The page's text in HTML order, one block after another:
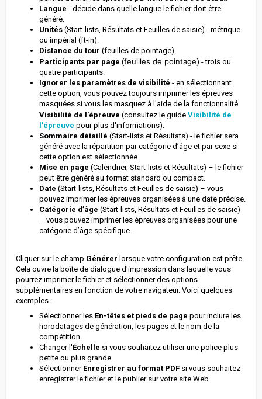
Langue - décide dans quelle langue le fichier doit être
généré.
Unités (Start-lists, Résultats et Feuilles de saisie) - métrique
ou impérial (ft-in).
Distance du tour (feuilles de pointage).
Participants par page (feuilles de pointage) - trois ou
quatre participants.
Ignorer les paramètres de visibilité - en sélectionnant
cette option, vous pouvez toujours imprimer les épreuves
masquées si vous les masquez à l'aide de la fonctionnalité
Visibilité de l'épreuve (consultez le guide Visibilité de
l'épreuve pour plus d'informations).
Sommaire détaillé (Start-lists et Résultats) - le fichier sera
généré avec la répartition par catégorie d’âge et par sexe si
cette option est sélectionnée.
Mise en page (Calendrier, Start-lists et Résultats) – le fichier
peut être généré au format standard ou compact.
Date (Start-lists, Résultats et Feuilles de saisie) – vous
pouvez imprimer les épreuves organisées à une date précise.
Catégorie d’âge (Start-lists, Résultats et Feuilles de saisie)
– vous pouvez imprimer les épreuves organisées pour une
catégorie d’âge spécifique.
Cliquer sur le champ Générer lorsque votre configuration est prête.
Cela ouvre la boîte de dialogue d'impression dans laquelle vous
pourrez imprimer le fichier et sélectionner des options
supplémentaires en fonction de votre navigateur. Voici quelques
exemples :
Sélectionner les En-têtes et pieds de page pour inclure les
horodatages de génération, les pages et le nom de la
compétition.
Changer l'Échelle si vous souhaitez utiliser une police plus
petite ou plus grande.
Sélectionner Enregistrer au format PDF si vous souhaitez
enregistrer le fichier et le publier sur votre site Web.